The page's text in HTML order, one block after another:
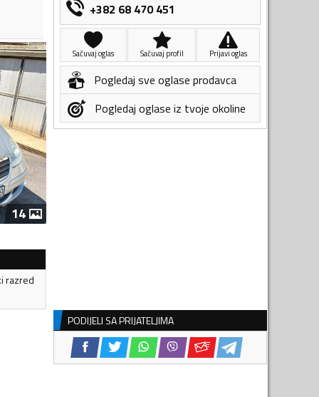
14
razred
+382 68 470 451
Sačuvaj oglas Sačuvaj profil Prijavi oglas
Pogledaj sve oglase prodavca
Pogledaj oglase iz tvoje okoline
PODIJELI SA PRIJATELJIMA